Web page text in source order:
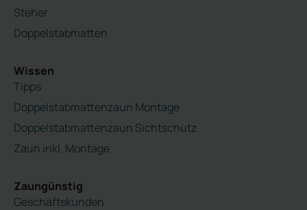
Steher
Doppelstabmatten
Wissen
Tipps
Doppelstabmattenzaun Montage
Doppelstabmattenzaun Sichtschutz
Zaun inkl. Montage
Zaungünstig
Geschäftskunden